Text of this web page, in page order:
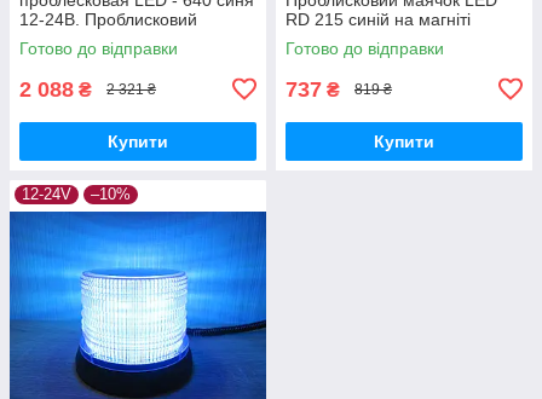
12-24В. Проблисковий
маячок
Готово до відправки
2 088 ₴ 2 321 ₴
Купити
RD 215 синій на магніті
Готово до відправки
737 ₴ 819 ₴
Купити
12-24V –10%